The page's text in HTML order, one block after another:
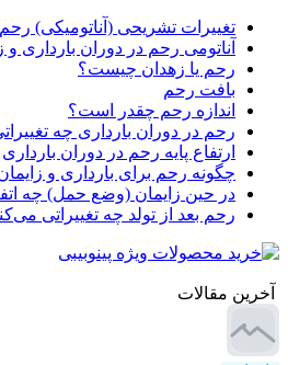
تغییرات تشریحی (آناتومیکی) رحم در
آناتومی رحم در دوران بارداری و زایمان
رحم یا زهدان چیست؟
بافت رحم
اندازه رحم چقدر است؟
رحم در دوران بارداری چه تغییراتی
ارتفاع پایه رحم در دوران بارداری
چگونه رحم برای بارداری و زایمان
در حین زایمان (وضع حمل) چه
رحم بعد از تولد چه تغییراتی می‌کند؟
مقالات